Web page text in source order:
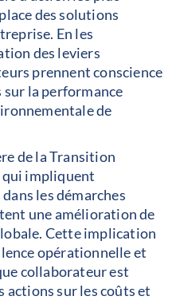
des solutions
En les
des leviers
prennent conscience
sur la performance
de
de la Transition
qui impliquent
les démarches
une amélioration de
Cette implication
opérationnelle et
collaborateur est
actions sur les coûts et